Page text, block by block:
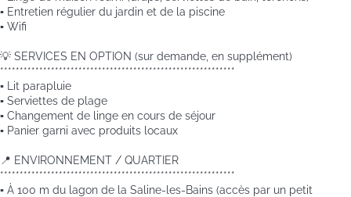
▪️ Entretien régulier du jardin et de la piscine
▪️ Wifi
💡 SERVICES EN OPTION (sur demande, en supplément)
************************************************************
▪️ Lit parapluie
▪️ Serviettes de plage
▪️ Changement de linge en cours de séjour
▪️ Panier garni avec produits locaux
📍 ENVIRONNEMENT / QUARTIER
************************************************************
▪️ À 100 m du lagon de la Saline-les-Bains (accès par un petit